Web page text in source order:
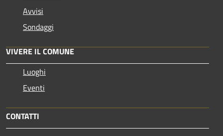
Avvisi
Sondaggi
VIVERE IL COMUNE
Luoghi
Eventi
CONTATTI